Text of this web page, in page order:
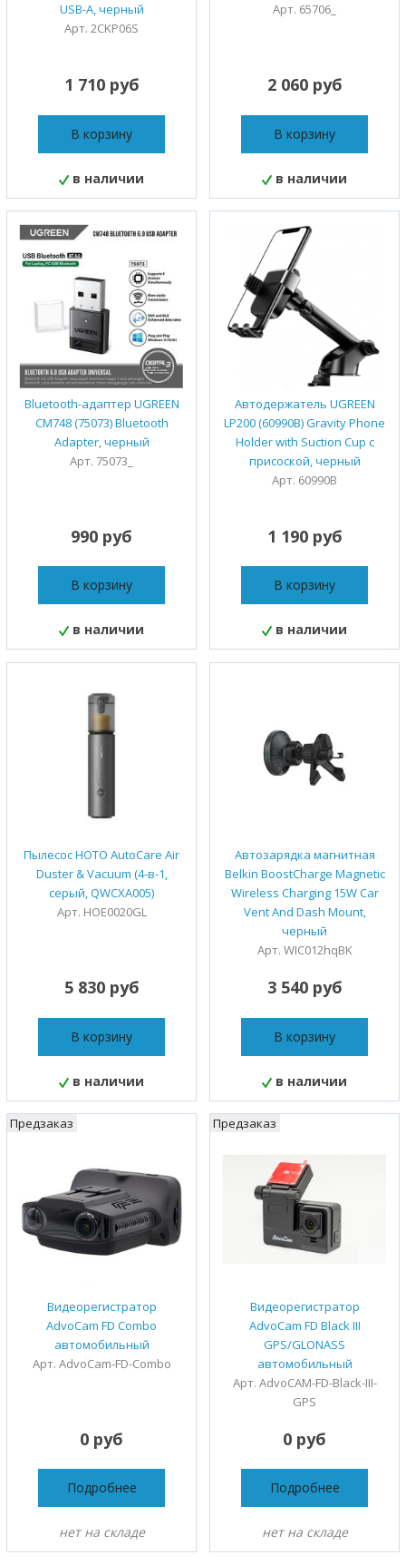
USB-A, черный
Арт. 2CKP06S
1 710 руб
В корзину
в наличии
Арт. 65706_
2 060 руб
В корзину
в наличии
Bluetooth-адаптер UGREEN
CM748 (75073) Bluetooth
Adapter, черный
Арт. 75073_
990 руб
В корзину
в наличии
Автодержатель UGREEN
LP200 (60990B) Gravity Phone
Holder with Suction Cup с
присоской, черный
Арт. 60990B
1 190 руб
В корзину
в наличии
Пылесос HOTO AutoCare Air
Duster & Vacuum (4-в-1,
серый, QWCXA005)
Арт. HOE0020GL
5 830 руб
В корзину
в наличии
Автозарядка магнитная
Belkin BoostCharge Magnetic
Wireless Charging 15W Car
Vent And Dash Mount,
черный
Арт. WIC012hqBK
3 540 руб
В корзину
в наличии
Видеорегистратор
AdvoCam FD Combo
автомобильный
Арт. AdvoCam-FD-Combo
Предзаказ
0 руб
Подробнее
нет на складе
Видеорегистратор
AdvoCam FD Black III
GPS/GLONASS
автомобильный
Арт. AdvoCAM-FD-Black-III-
GPS
Предзаказ
0 руб
Подробнее
нет на складе